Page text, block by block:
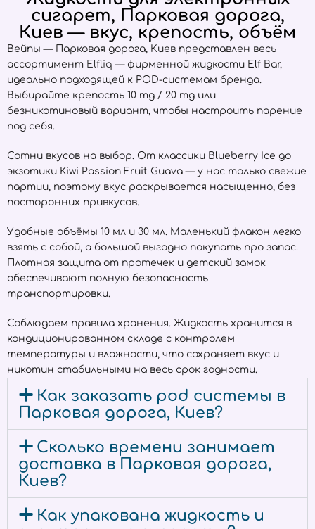
сигарет, Парковая дорога,
Киев — вкус, крепость, объём
Вейпы — Парковая дорога, Киев представлен весь
ассортимент Elfliq — фирменной жидкости Elf Bar,
идеально подходящей к POD-системам бренда.
Выбирайте крепость 10 mg / 20 mg или
безникотиновый вариант, чтобы настроить парение
под себя.
Сотни вкусов на выбор. От классики Blueberry Ice до
экзотики Kiwi Passion Fruit Guava — у нас только свежие
партии, поэтому вкус раскрывается насыщенно, без
посторонних привкусов.
Удобные объёмы 10 мл и 30 мл. Маленький флакон легко
взять с собой, а большой выгодно покупать про запас.
Плотная защита от протечек и детский замок
обеспечивают полную безопасность
транспортировки.
Соблюдаем правила хранения. Жидкость хранится в
кондиционированном складе с контролем
температуры и влажности, что сохраняет вкус и
никотин стабильными на весь срок годности.
Как заказать pod системы в
Парковая дорога, Киев?
Сколько времени занимает
доставка в Парковая дорога,
Киев?
Как упакована жидкость и